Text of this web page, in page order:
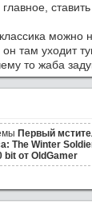
можно
он там уходит
то жаба
Первый
The Winter
bit от OldGamer